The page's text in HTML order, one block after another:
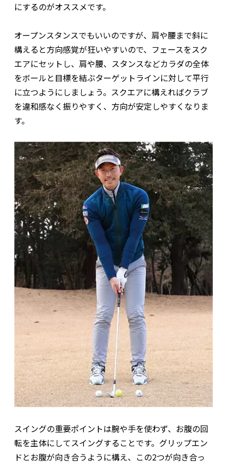
にするのがオススメです。
オープンスタンスでもいいのですが、肩や腰まで斜に
構えると方向感覚が狂いやすいので、フェースをスク
エアにセットし、肩や腰、スタンスなどカラダの全体
をボールと目標を結ぶターゲットラインに対して平行
に立つようにしましょう。スクエアに構えればクラブ
を違和感なく振りやすく、方向が安定しやすくなりま
す。
スイングの重要ポイントは腕や手を使わず、お腹の回
転を主体にしてスイングすることです。グリップエン
ドとお腹が向き合うように構え、この2つが向き合っ